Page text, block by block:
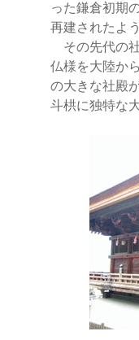
った鎌倉初期
再建されたよ
その先代の
仏様を大陸か
の大きな社殿
斗栱に独特な